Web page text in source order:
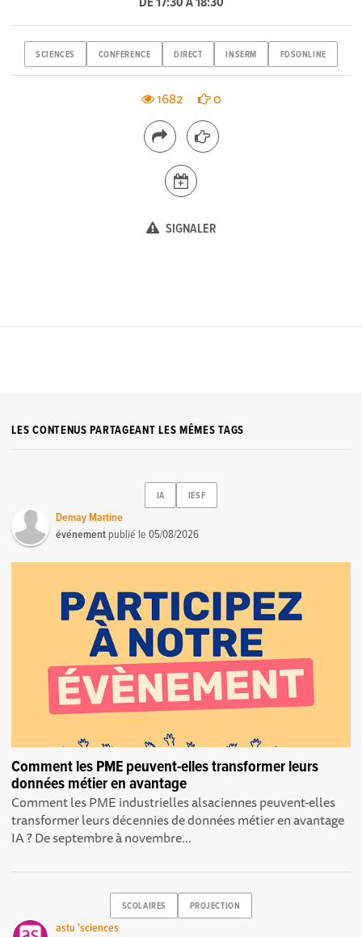
SCIENCES CONFERENCE DIRECT INSERM FDSONLINE
1682 0
SIGNALER
LES CONTENUS PARTAGEANT LES MÊMES TAGS
IA IESF
Demay Martine
événement publié le05/08/2026
Comment les PME peuvent-elles transformer leurs
données métier en avantage
Comment les PME industrielles alsaciennes peuvent-elles
transformer leurs décennies de données métier en avantage
IA ? De septembre à novembre...
SCOLAIRES PROJECTION
astu 'sciences